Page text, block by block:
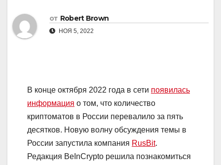
от Robert Brown
НОЯ 5, 2022
В конце октября 2022 года в сети появилась
информация о том, что количество
криптоматов в России перевалило за пять
десятков. Новую волну обсуждения темы в
России запустила компания RusBit.
Редакция BeInCrypto решила познакомиться